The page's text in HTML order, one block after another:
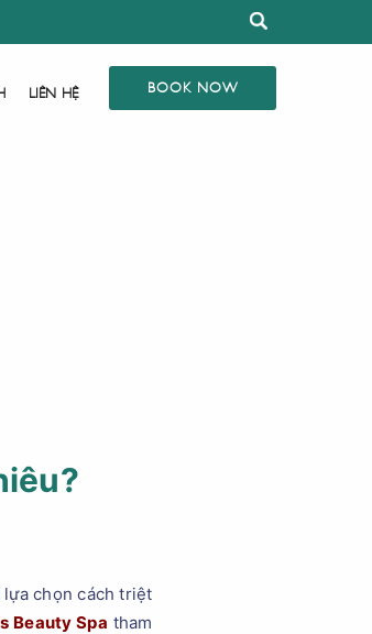
LIÊN HỆ BOOK NOW
chọn cách triệt
Beauty Spa tham